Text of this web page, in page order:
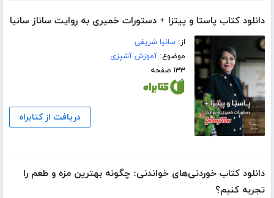
دانلود کتاب پاستا و پیتزا + دستورات خمیری به روایت ساناز سانیا
از:سانیا شریفی
موضوع:آموزش آشپزی
۱۳۳ صفحه
دریافت از کتابراه
دانلود کتاب خوردنی‌های خواندنی: چگونه بهترین مزه و طعم را
تجربه کنیم؟